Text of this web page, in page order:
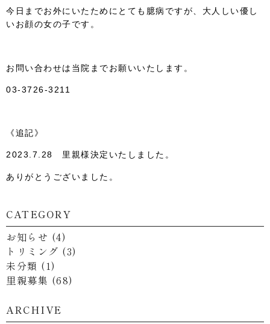
今日までお外にいたためにとても臆病ですが、大人しい優し
いお顔の女の子です。
お問い合わせは当院までお願いいたします。
03-3726-3211
《追記》
2023.7.28 里親様決定いたしました。
ありがとうございました。
CATEGORY
お知らせ (4)
トリミング (3)
未分類 (1)
里親募集 (68)
ARCHIVE